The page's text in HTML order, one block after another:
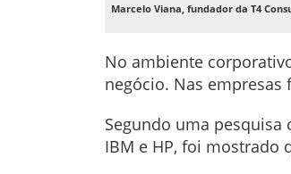
Marcelo Viana, fundador da T4
No ambiente
negócio. Nas
Segundo uma pesquisa
IBM e HP, foi mostrado